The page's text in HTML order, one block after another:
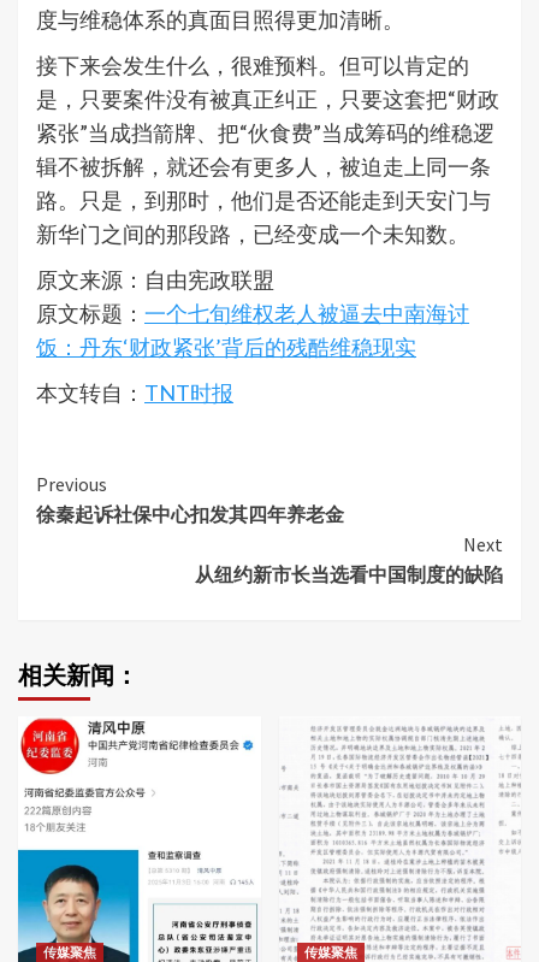
度与维稳体系的真面目照得更加清晰。
接下来会发生什么，很难预料。但可以肯定的
是，只要案件没有被真正纠正，只要这套把“财政
紧张”当成挡箭牌、把“伙食费”当成筹码的维稳逻
辑不被拆解，就还会有更多人，被迫走上同一条
路。只是，到那时，他们是否还能走到天安门与
新华门之间的那段路，已经变成一个未知数。
原文来源：自由宪政联盟
原文标题： 一个七旬维权老人被逼去中南海讨
饭：丹东‘财政紧张’背后的残酷维稳现实
本文转自： TNT时报
Continue
Reading
Previous
徐秦起诉社保中心扣发其四年养老金
Next
从纽约新市长当选看中国制度的缺陷
相关新闻：
传媒聚焦 传媒聚焦